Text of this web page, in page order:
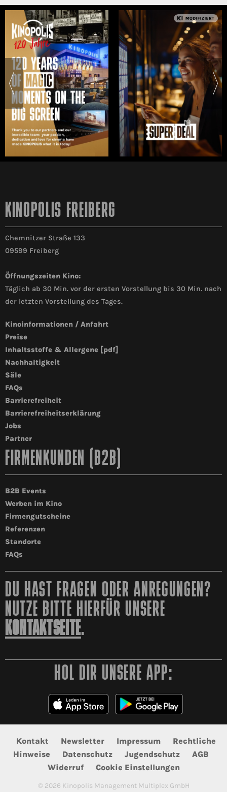
KINOPOLIS FREIBERG
Chemnitzer Straße 133
09599 Freiberg
Öffnungszeiten Kino:
Täglich ab 30 Min. vor der ersten Vorstellung bis 30 Min. nach
der letzten Vorstellung des Tages.
Kinoinformationen / Anfahrt
Preise
Inhaltsstoffe & Allergene [pdf]
Nachhaltigkeit
Säle
FAQs
Barrierefreiheit
Barrierefreiheitserklärung
Jobs
Partner
FIRMENKUNDEN (B2B)
B2B Events
Werben im Kino
Firmengutscheine
Referenzen
Standorte
FAQs
DU HAST FRAGEN ODER ANREGUNGEN?
NUTZE BITTE HIERFÜR UNSERE
KONTAKTSEITE.
HOL DIR UNSERE APP:
Kontakt Newsletter Impressum
Rechtliche
Hinweise
Datenschutz Jugendschutz
AGB
Widerruf
Cookie Einstellungen
© 2026 Kinopolis Management Multiplex GmbH